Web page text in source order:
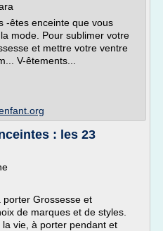
-êtes enceinte que vous
mode. Pour sublimer votre
et mettre votre ventre
V-êtements...
: les 23
porter Grossesse et
de marques et de styles.
vie, à porter pendant et